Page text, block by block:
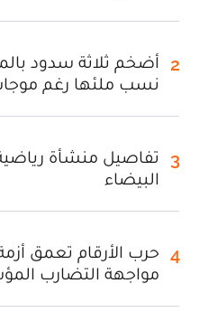
2 أضخم ثلاثة سدود
نسب ملئها رغم
3
تفاصيل منشأة رياضية
البيضاء
4 حرب الأرقام تعمق
مواجهة التضارب